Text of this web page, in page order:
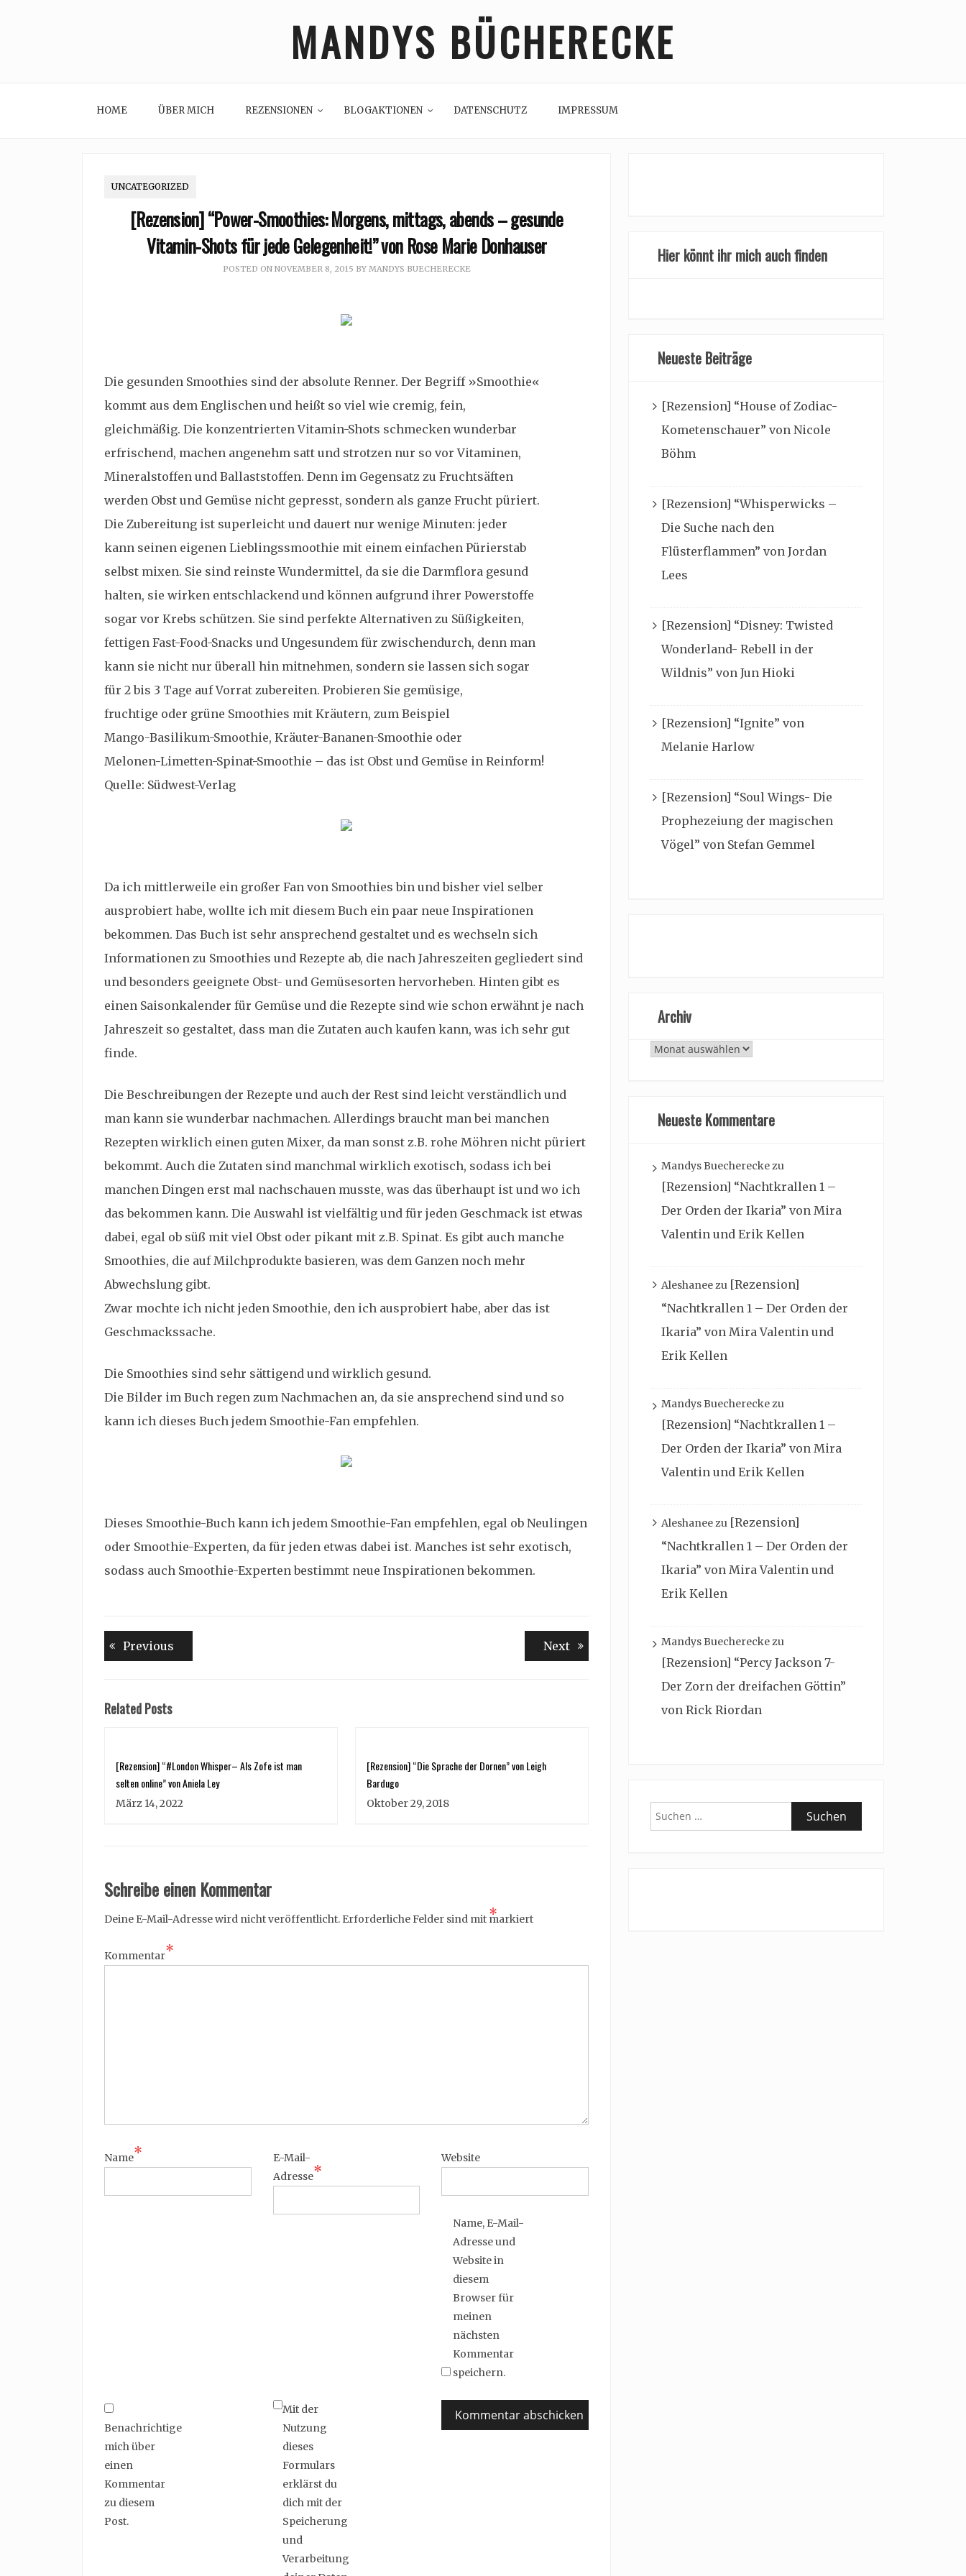
MANDYS BÜCHERECKE
HOME ÜBER MICH REZENSIONEN BLOGAKTIONEN DATENSCHUTZ IMPRESSUM
UNCATEGORIZED
[Rezension] “Power-Smoothies: Morgens, mittags, abends – gesunde
Vitamin-Shots für jede Gelegenheit!” von Rose Marie Donhauser
POSTED ON NOVEMBER 8, 2015 BY MANDYS BUECHERECKE
Die gesunden Smoothies sind der absolute Renner. Der Begriff »Smoothie«
kommt aus dem Englischen und heißt so viel wie cremig, fein,
gleichmäßig. Die konzentrierten Vitamin-Shots schmecken wunderbar
erfrischend, machen angenehm satt und strotzen nur so vor Vitaminen,
Mineralstoffen und Ballaststoffen. Denn im Gegensatz zu Fruchtsäften
werden Obst und Gemüse nicht gepresst, sondern als ganze Frucht püriert.
Die Zubereitung ist superleicht und dauert nur wenige Minuten: jeder
kann seinen eigenen Lieblingssmoothie mit einem einfachen Pürierstab
selbst mixen. Sie sind reinste Wundermittel, da sie die Darmflora gesund
halten, sie wirken entschlackend und können aufgrund ihrer Powerstoffe
sogar vor Krebs schützen. Sie sind perfekte Alternativen zu Süßigkeiten,
fettigen Fast-Food-Snacks und Ungesundem für zwischendurch, denn man
kann sie nicht nur überall hin mitnehmen, sondern sie lassen sich sogar
für 2 bis 3 Tage auf Vorrat zubereiten. Probieren Sie gemüsige,
fruchtige oder grüne Smoothies mit Kräutern, zum Beispiel
Mango-Basilikum-Smoothie, Kräuter-Bananen-Smoothie oder
Melonen-Limetten-Spinat-Smoothie – das ist Obst und Gemüse in Reinform!
Quelle: Südwest-Verlag
Da ich mittlerweile ein großer Fan von Smoothies bin und bisher viel selber
ausprobiert habe, wollte ich mit diesem Buch ein paar neue Inspirationen
bekommen. Das Buch ist sehr ansprechend gestaltet und es wechseln sich
Informationen zu Smoothies und Rezepte ab, die nach Jahreszeiten gegliedert sind
und besonders geeignete Obst- und Gemüsesorten hervorheben. Hinten gibt es
einen Saisonkalender für Gemüse und die Rezepte sind wie schon erwähnt je nach
Jahreszeit so gestaltet, dass man die Zutaten auch kaufen kann, was ich sehr gut
finde.
Die Beschreibungen der Rezepte und auch der Rest sind leicht verständlich und
man kann sie wunderbar nachmachen. Allerdings braucht man bei manchen
Rezepten wirklich einen guten Mixer, da man sonst z.B. rohe Möhren nicht püriert
bekommt. Auch die Zutaten sind manchmal wirklich exotisch, sodass ich bei
manchen Dingen erst mal nachschauen musste, was das überhaupt ist und wo ich
das bekommen kann. Die Auswahl ist vielfältig und für jeden Geschmack ist etwas
dabei, egal ob süß mit viel Obst oder pikant mit z.B. Spinat. Es gibt auch manche
Smoothies, die auf Milchprodukte basieren, was dem Ganzen noch mehr
Abwechslung gibt.
Zwar mochte ich nicht jeden Smoothie, den ich ausprobiert habe, aber das ist
Geschmackssache.
Die Smoothies sind sehr sättigend und wirklich gesund.
Die Bilder im Buch regen zum Nachmachen an, da sie ansprechend sind und so
kann ich dieses Buch jedem Smoothie-Fan empfehlen.
Dieses Smoothie-Buch kann ich jedem Smoothie-Fan empfehlen, egal ob Neulingen
oder Smoothie-Experten, da für jeden etwas dabei ist. Manches ist sehr exotisch,
sodass auch Smoothie-Experten bestimmt neue Inspirationen bekommen.
Beitragsnavigation
Previous NextNext
Related Posts
[Rezension] “#London Whisper– Als Zofe ist man
selten online” von Aniela Ley
März 14, 2022
[Rezension] “Die Sprache der Dornen” von Leigh
Bardugo
Oktober 29, 2018
Schreibe einen Kommentar
Deine E-Mail-Adresse wird nicht veröffentlicht. Erforderliche Felder sind mit *
markiert
Kommentar*
Name*
E-Mail-
Adresse*
Website
Name, E-Mail-
Adresse und
Website in
diesem
Browser für
meinen
nächsten
Kommentar
speichern.
Benachrichtige
mich über
einen
Kommentar
zu diesem
Post.
Mit der
Nutzung
dieses
Formulars
erklärst du
dich mit der
Speicherung
und
Verarbeitung
Hier könnt ihr mich auch finden
Neueste Beiträge
[Rezension] “House of Zodiac-
Kometenschauer” von Nicole
Böhm
[Rezension] “Whisperwicks –
Die Suche nach den
Flüsterflammen” von Jordan
Lees
[Rezension] “Disney: Twisted
Wonderland- Rebell in der
Wildnis” von Jun Hioki
[Rezension] “Ignite” von
Melanie Harlow
[Rezension] “Soul Wings- Die
Prophezeiung der magischen
Vögel” von Stefan Gemmel
Archiv
Archiv
Neueste Kommentare
Mandys Buechereckezu
[Rezension] “Nachtkrallen 1 –
Der Orden der Ikaria” von Mira
Valentin und Erik Kellen
Aleshaneezu [Rezension]
“Nachtkrallen 1 – Der Orden der
Ikaria” von Mira Valentin und
Erik Kellen
Mandys Buechereckezu
[Rezension] “Nachtkrallen 1 –
Der Orden der Ikaria” von Mira
Valentin und Erik Kellen
Aleshaneezu [Rezension]
“Nachtkrallen 1 – Der Orden der
Ikaria” von Mira Valentin und
Erik Kellen
Mandys Buechereckezu
[Rezension] “Percy Jackson 7-
Der Zorn der dreifachen Göttin”
von Rick Riordan
Suchen
nach: